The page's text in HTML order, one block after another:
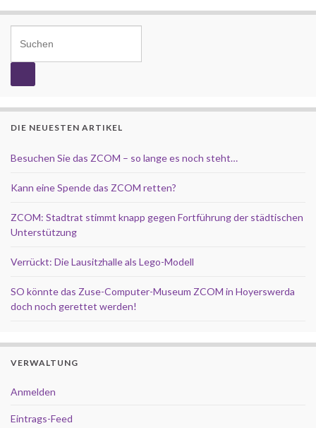
DIE NEUESTEN ARTIKEL
Besuchen Sie das ZCOM – so lange es noch steht…
Kann eine Spende das ZCOM retten?
ZCOM: Stadtrat stimmt knapp gegen Fortführung der städtischen
Unterstützung
Verrückt: Die Lausitzhalle als Lego-Modell
SO könnte das Zuse-Computer-Museum ZCOM in Hoyerswerda
doch noch gerettet werden!
VERWALTUNG
Anmelden
Eintrags-Feed